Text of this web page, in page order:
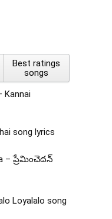
Best ratings
songs
song lyrics
– ప్రేమించెదన్
Loyalalo song